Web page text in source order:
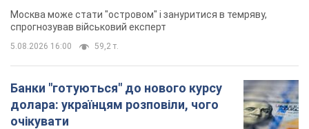
Москва може стати "островом" і зануритися в темряву,
спрогнозував військовий експерт
5.08.2026 16:00 59,2 т.
Банки "готуються" до нового курсу
долара: українцям розповіли, чого
очікувати